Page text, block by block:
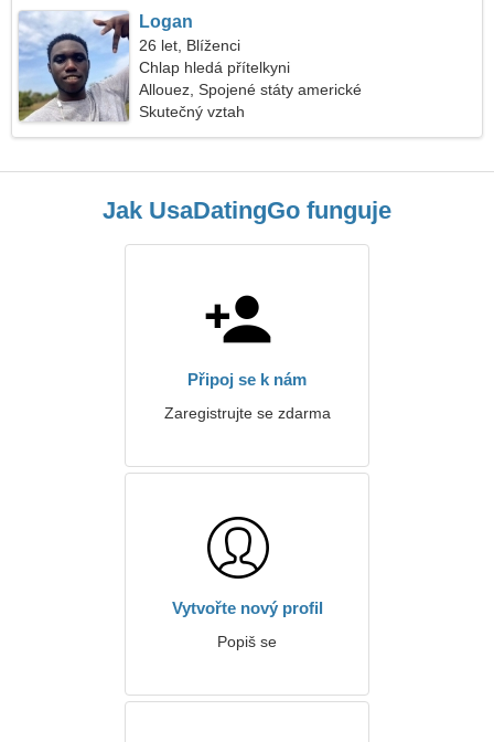
Logan
26 let, Blíženci
Chlap hledá přítelkyni
Allouez, Spojené státy americké
Skutečný vztah
Jak UsaDatingGo funguje
Připoj se k nám
Zaregistrujte se zdarma
Vytvořte nový profil
Popiš se